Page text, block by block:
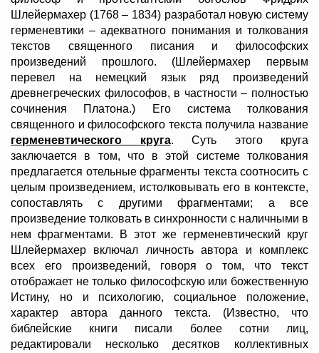
Шлейермахер (1768 – 1834) разработал новую систему
герменевтики – адекватного понимания и толкования
текстов священного писания и философских
произведений прошлого. (Шлейермахер первым
перевел на немецкий язык ряд произведений
древнегреческих философов, в частности – полностью
сочинения Платона.) Его система толкования
священного и философского текста получила название
герменевтического круга. Суть этого круга
заключается в том, что в этой системе толкования
предлагается отельные фрагменты текста соотносить с
целым произведением, истолковывать его в контексте,
сопоставлять с другими фрагментами; а все
произведение толковать в синхронности с наличными в
нем фрагментами. В этот же герменевтический круг
Шлейермахер включал личность автора и комплекс
всех его произведений, говоря о том, что текст
отображает не только философскую или божественную
Истину, но и психологию, социальное положение,
характер автора данного текста. (Известно, что
библейские книги писали более сотни лиц,
редактировали несколько десятков коллективных